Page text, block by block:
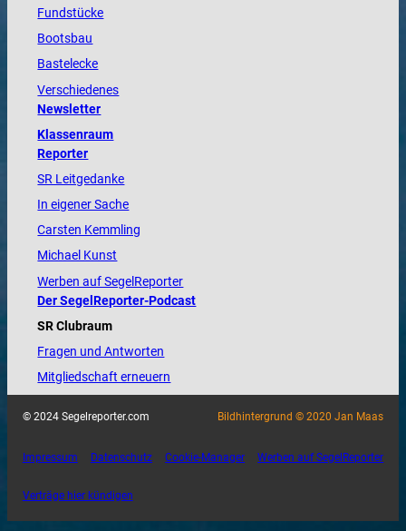
Fundstücke
Bootsbau
Bastelecke
Verschiedenes
Newsletter
Klassenraum
Reporter
SR Leitgedanke
In eigener Sache
Carsten Kemmling
Michael Kunst
Werben auf SegelReporter
Der SegelReporter-Podcast
SR Clubraum
Fragen und Antworten
Mitgliedschaft erneuern
© 2024 Segelreporter.com Bildhintergrund © 2020 Jan Maas
Impressum Datenschutz Cookie-Manager Werben auf SegelReporter
Verträge hier kündigen